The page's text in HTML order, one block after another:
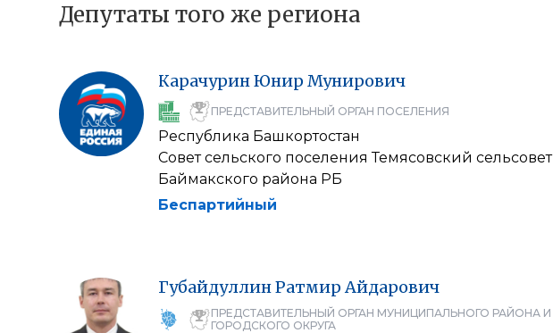
Депутаты того же региона
КарачуринЮнир Мунирович
ПРЕДСТАВИТЕЛЬНЫЙ ОРГАН ПОСЕЛЕНИЯ
Республика Башкортостан
Совет сельского поселения Темясовский сельсовет
Баймакского района РБ
Беспартийный
ГубайдуллинРатмир Айдарович
ПРЕДСТАВИТЕЛЬНЫЙ ОРГАН МУНИЦИПАЛЬНОГО РАЙОНА И
ГОРОДСКОГО ОКРУГА